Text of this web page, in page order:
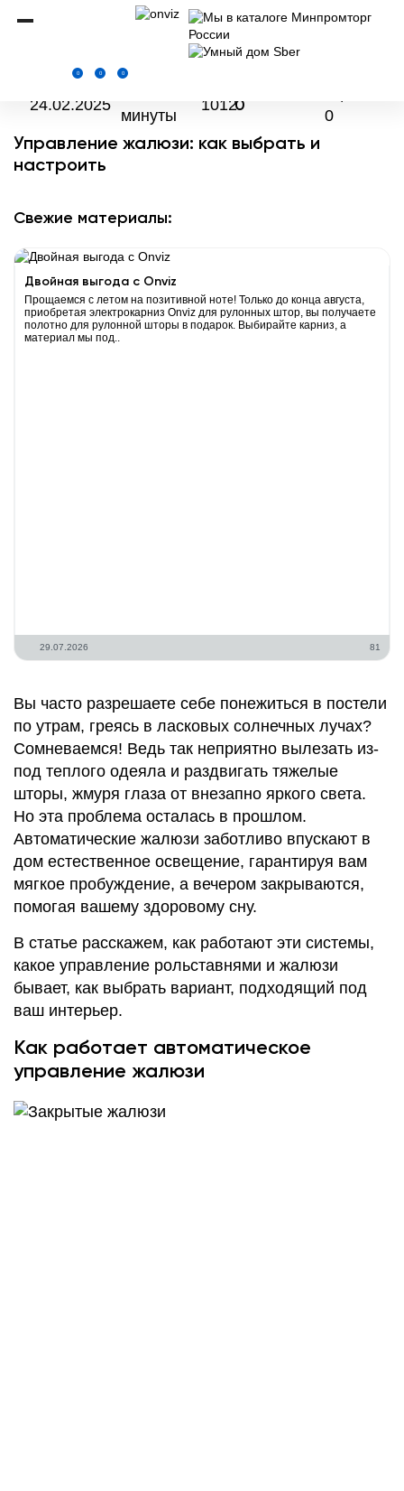
0 0 0
Управление жалюзи
24.02.2025
минуты
10120
0
Управление жалюзи: как выбрать и
настроить
Свежие материалы:
Двойная выгода с Onviz
Прощаемся с летом на позитивной ноте! Только до конца августа,
приобретая электрокарниз Onviz для рулонных штор, вы получаете
полотно для рулонной шторы в подарок. Выбирайте карниз, а
материал мы под..
29.07.2026 81
Вы часто разрешаете себе понежиться в постели
по утрам, греясь в ласковых солнечных лучах?
Сомневаемся! Ведь так неприятно вылезать из-
под теплого одеяла и раздвигать тяжелые
шторы, жмуря глаза от внезапно яркого света.
Но эта проблема осталась в прошлом.
Автоматические жалюзи заботливо впускают в
дом естественное освещение, гарантируя вам
мягкое пробуждение, а вечером закрываются,
помогая вашему здоровому сну.
В статье расскажем, как работают эти системы,
какое управление рольставнями и жалюзи
бывает, как выбрать вариант, подходящий под
ваш интерьер.
Как работает автоматическое
управление жалюзи